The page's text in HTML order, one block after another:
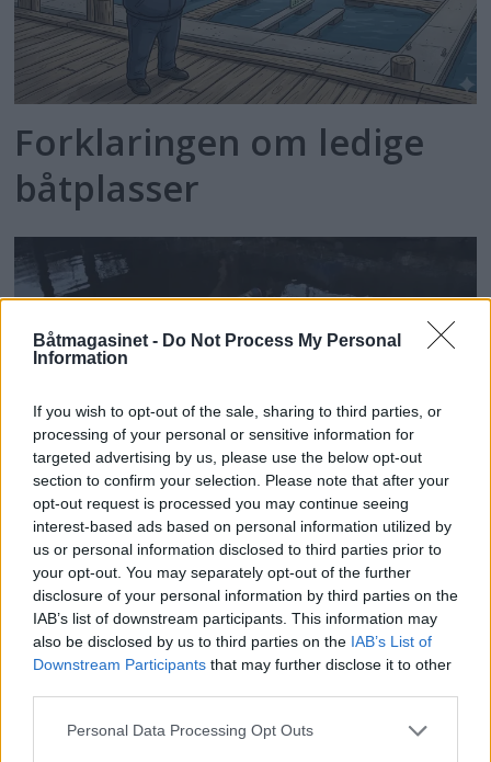
Båtmagasinet - Do Not Process My Personal
Information
If you wish to opt-out of the sale, sharing to third parties, or
processing of your personal or sensitive information for
targeted advertising by us, please use the below opt-out
section to confirm your selection. Please note that after your
opt-out request is processed you may continue seeing
interest-based ads based on personal information utilized by
us or personal information disclosed to third parties prior to
your opt-out. You may separately opt-out of the further
disclosure of your personal information by third parties on the
IAB’s list of downstream participants. This information may
also be disclosed by us to third parties on the IAB’s List of
Downstream Participants that may further disclose it to other
Personal Data Processing Opt Outs
Forklaringen om ledige
båtplasser
Får vi miljøavgift på
båter?